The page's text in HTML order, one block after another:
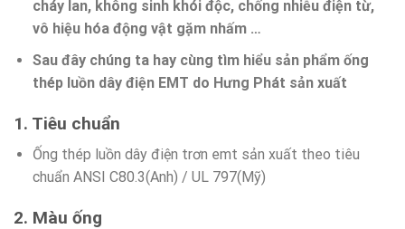
cháy lan, không sinh khói độc, chống nhiễu điện từ,
vô hiệu hóa động vật gặm nhấm …
Sau đây chúng ta hay cùng tìm hiểu sản phẩm ống
thép luồn dây điện EMT do Hưng Phát sản xuất
1. Tiêu chuẩn
Ống thép luồn dây điện trơn emt sản xuất theo tiêu
chuẩn ANSI C80.3(Anh) / UL 797(Mỹ)
2. Màu ống